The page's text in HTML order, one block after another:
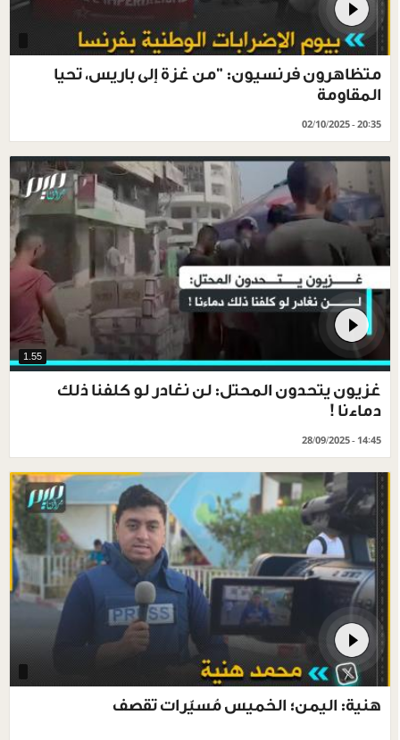
متظاهرون فرنسيون: "من غزة إلى باريس، تحيا
المقاومة
02/10/2025 - 20:35
1.55
غزيون يتحدون المحتل: لن نغادر لو كلفنا ذلك
دماءنا !
28/09/2025 - 14:45
هنية: اليمن؛ الخميس مُسيّرات تقصف